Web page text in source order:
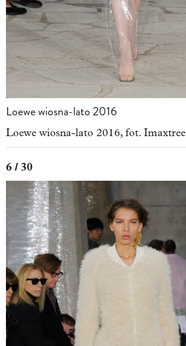
Loewe wiosna-lato 2016
Loewe wiosna-lato 2016, fot. Imaxtree
6 / 30